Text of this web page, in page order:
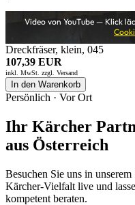
Video von YouTube — Klick
Dreckfräser, klein, 045
107,39 EUR
inkl. MwSt. zzgl. Versand
In den Warenkorb
Persönlich · Vor Ort
Ihr Kärcher
aus Österreich
Besuchen Sie uns in
Kärcher-Vielfalt live und
kompetent beraten.